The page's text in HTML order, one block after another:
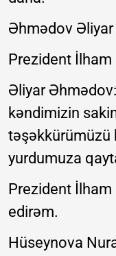
Əhmədov Əliyar
Prezident
Əliyar
kəndimizin
təşəkkürümüzü
yurdumuza
Prezident
edirəm.
Hüseynova